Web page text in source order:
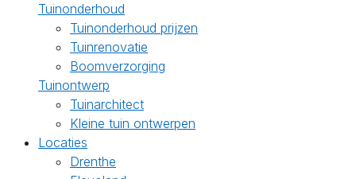
Tuinonderhoud
Tuinonderhoud prijzen
Tuinrenovatie
Boomverzorging
Tuinontwerp
Tuinarchitect
Kleine tuin ontwerpen
Locaties
Drenthe